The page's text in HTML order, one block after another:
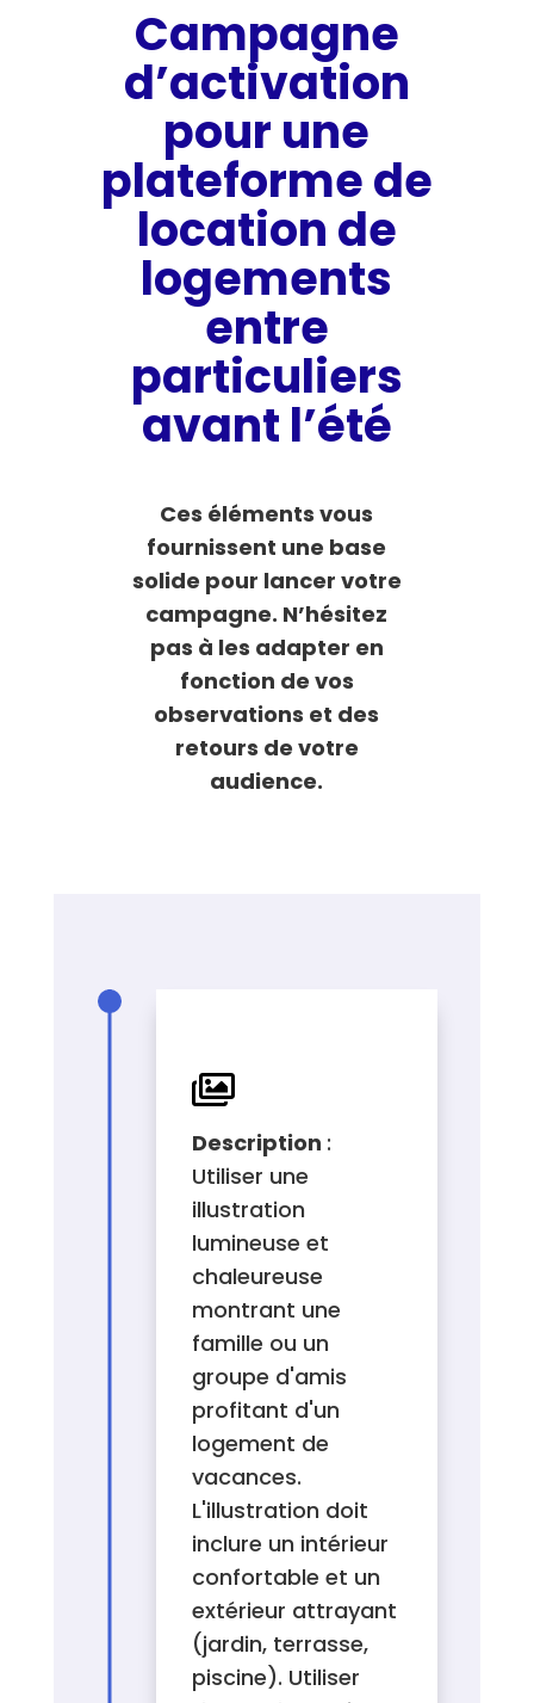
Campagne
d’activation
pour une
plateforme de
location de
logements
entre
particuliers
avant l’été
Ces éléments vous
fournissent une base
solide pour lancer votre
campagne. N’hésitez
pas à les adapter en
fonction de vos
observations et des
retours de votre
audience.

Description :
Utiliser une
illustration
lumineuse et
chaleureuse
montrant une
famille ou un
groupe d'amis
profitant d'un
logement de
vacances.
L'illustration doit
inclure un intérieur
confortable et un
extérieur attrayant
(jardin, terrasse,
piscine). Utiliser